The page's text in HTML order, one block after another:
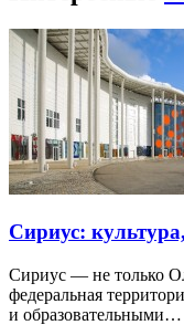
Сириус:
Сириус — не только
федеральная
и образовательными…